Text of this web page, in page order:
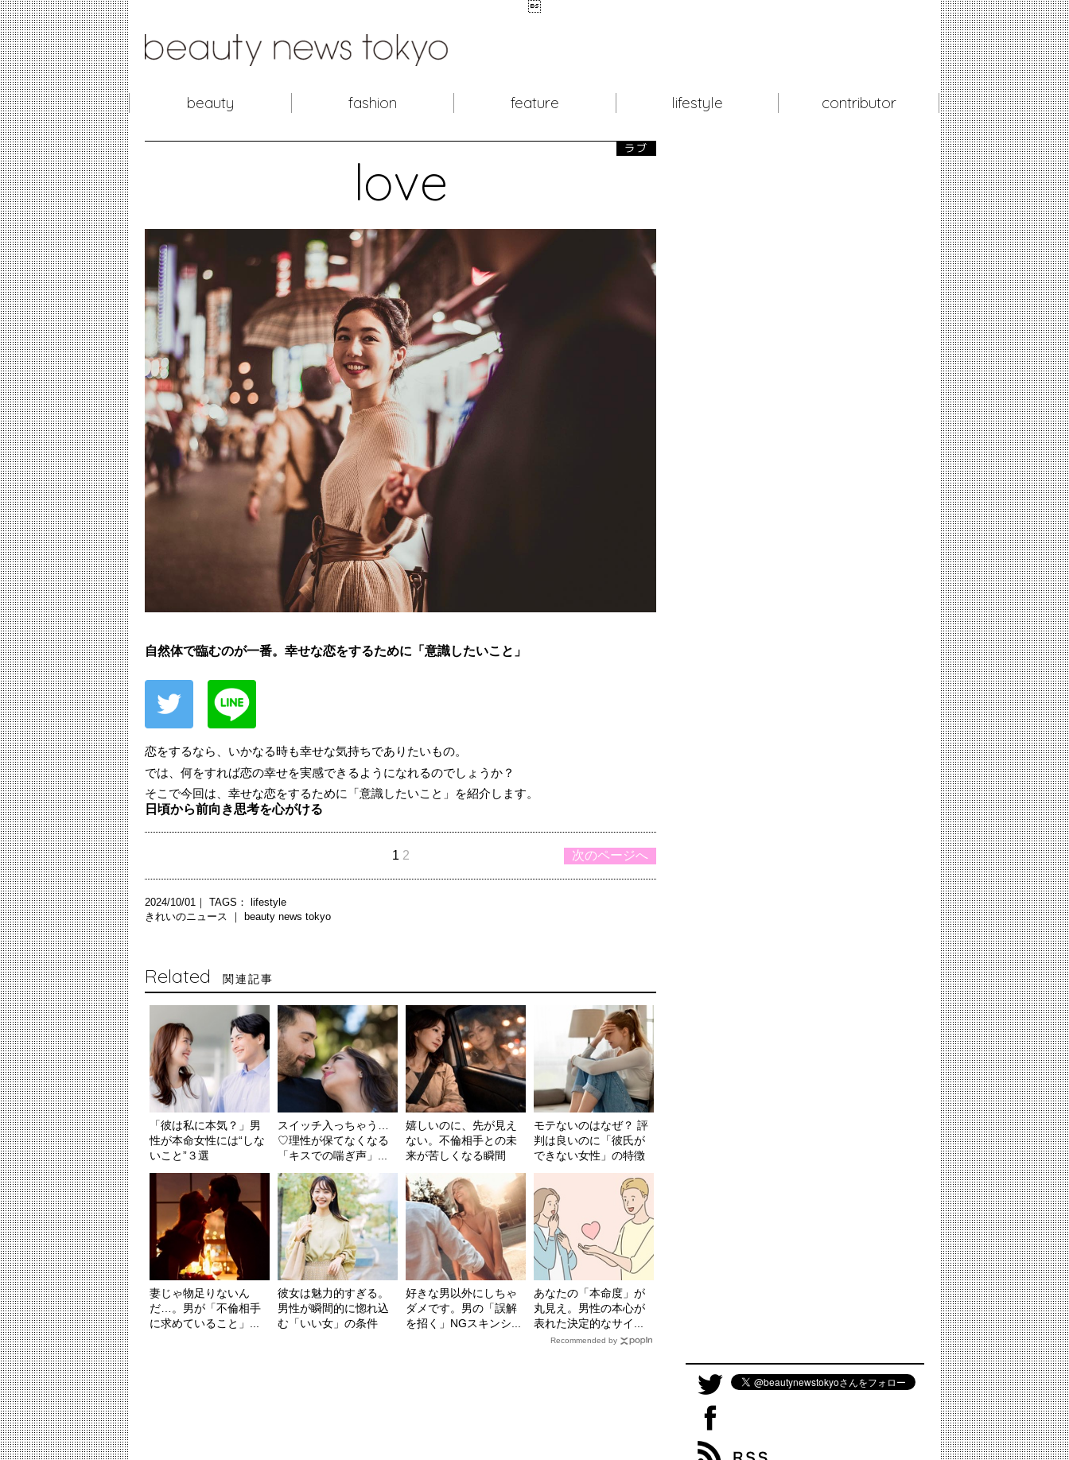

beauty fashion feature lifestyle contributor
love
ラブ
自然体で臨むのが一番。幸せな恋をするために「意識したいこと」
恋をするなら、いかなる時も幸せな気持ちでありたいもの。
では、何をすれば恋の幸せを実感できるようになれるのでしょうか？
そこで今回は、幸せな恋をするために「意識したいこと」を紹介します。
日頃から前向き思考を心がける
次のページへ
1 2
2024/10/01｜ TAGS：
lifestyle
きれいのニュース ｜
beauty news tokyo
Related 関連記事
「彼は私に本気？」男
性が本命女性には“しな
いこと”３選
スイッチ入っちゃう…
♡理性が保てなくなる
「キスでの喘ぎ声」...
嬉しいのに、先が見え
ない。不倫相手との未
来が苦しくなる瞬間
モテないのはなぜ？ 評
判は良いのに「彼氏が
できない女性」の特徴
妻じゃ物足りないん
だ…。男が「不倫相手
に求めていること」...
彼女は魅力的すぎる。
男性が瞬間的に惚れ込
む「いい女」の条件
好きな男以外にしちゃ
ダメです。男の「誤解
を招く」NGスキンシ...
あなたの「本命度」が
丸見え。男性の本心が
表れた決定的なサイ...
Recommended by